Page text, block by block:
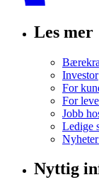
Les mer
Investor
For
For
Jobb
Ledige
Nyttig